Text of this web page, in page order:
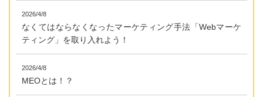
2026/4/8
なくてはならなくなったマーケティング手法「Webマーケ
ティング」を取り入れよう！
2026/4/8
MEOとは！？